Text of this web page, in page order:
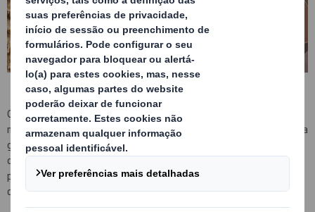
O processo de embalamento das rolhas de cortiça é comum para a
maioria das empresas produtoras, um processo que requere de uma
grande quantidade de tempo e materiais de embalamento. Este
consiste no embalamento manual das rolhas em sacos de rafia/
plástico, que posteriormente se fecham por costura ou colagem
das extremidades.